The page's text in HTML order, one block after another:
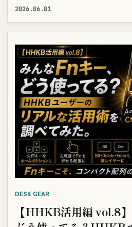
2026.06.01
DESK GEAR
【HHKB活用編 vol.8